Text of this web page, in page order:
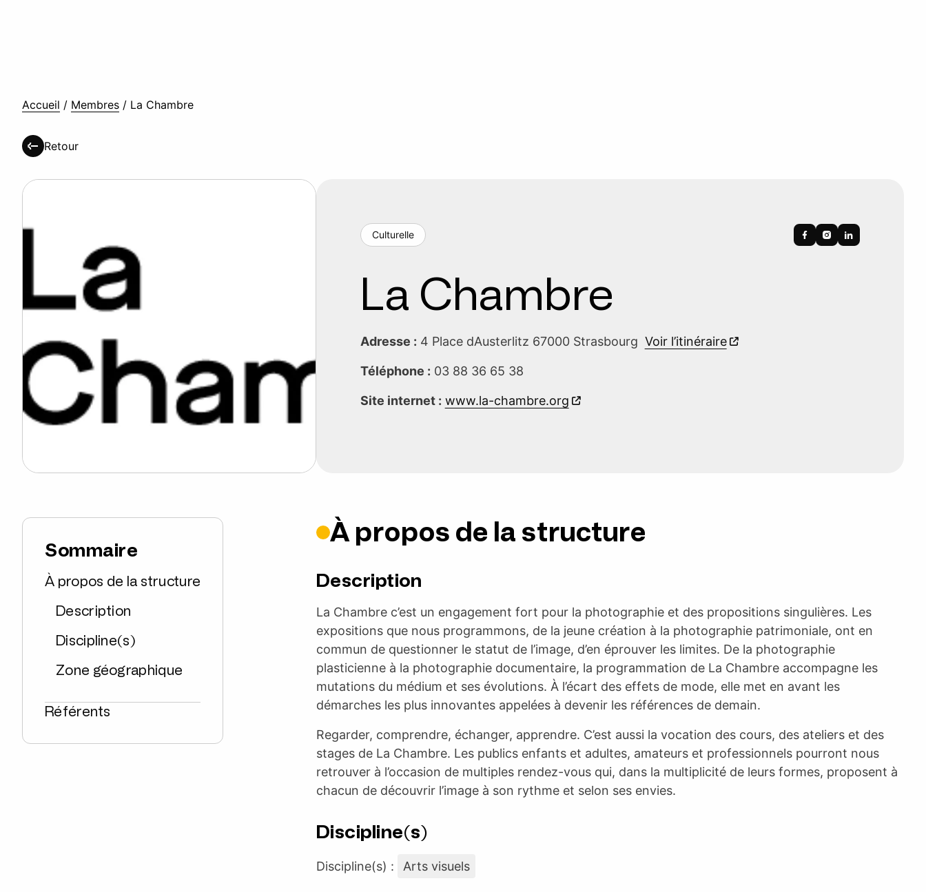
Accueil / Membres / La Chambre
Retour
Culturelle
La Chambre
Adresse : 4 Place dAusterlitz 67000 Strasbourg Voir l’itinéraire
Téléphone : 03 88 36 65 38
Site internet : www.la-chambre.org
Sommaire
À propos de la structure
Description
Discipline(s)
Zone géographique
Référents
À propos de la structure
Description
La Chambre c’est un engagement fort pour la photographie et des propositions singulières. Les
expositions que nous programmons, de la jeune création à la photographie patrimoniale, ont en
commun de questionner le statut de l’image, d’en éprouver les limites. De la photographie
plasticienne à la photographie documentaire, la programmation de La Chambre accompagne les
mutations du médium et ses évolutions. À l’écart des effets de mode, elle met en avant les
démarches les plus innovantes appelées à devenir les références de demain.
Regarder, comprendre, échanger, apprendre. C’est aussi la vocation des cours, des ateliers et des
stages de La Chambre. Les publics enfants et adultes, amateurs et professionnels pourront nous
retrouver à l’occasion de multiples rendez-vous qui, dans la multiplicité de leurs formes, proposent à
chacun de découvrir l’image à son rythme et selon ses envies.
Discipline(s)
Discipline(s) : Arts visuels